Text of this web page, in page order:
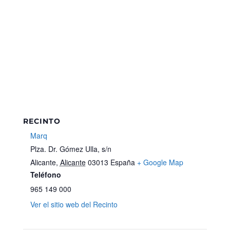
RECINTO
Marq
Plza. Dr. Gómez Ulla, s/n
Alicante, Alicante 03013 España + Google Map
Teléfono
965 149 000
Ver el sitio web del Recinto